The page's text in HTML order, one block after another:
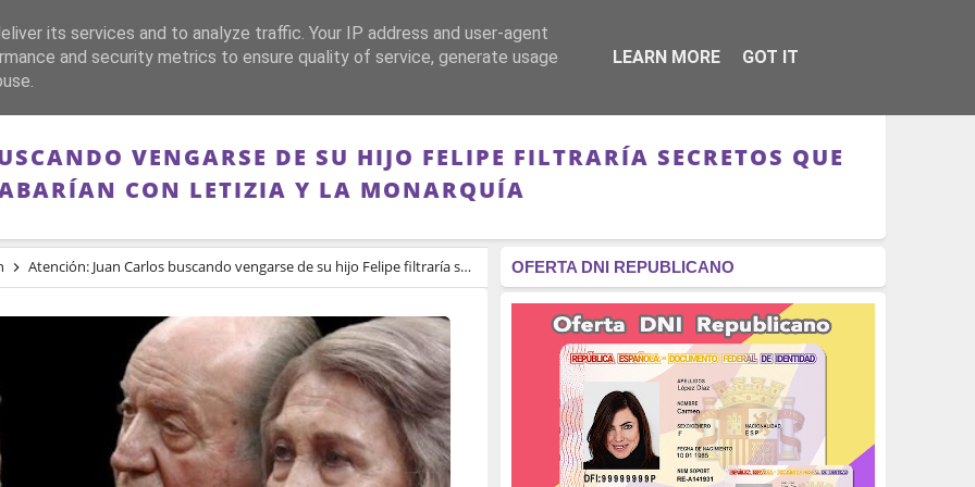
FRANQUISMO GUERRA DE ESPAÑA MEMORIA RÉGIMEN - MONARQUÍA
VENGARSE DE SU HIJO FELIPE FILTRARÍA SECRETOS QUE
CON LETIZIA Y LA MONARQUÍA
Atención: Juan Carlos buscando vengarse de su hijo Felipe filtraría secretos que acabarían con Letizia y la Monarquía OFERTA DNI REPUBLICANO
its services and to analyze traffic. Your IP address and user-agent
and security metrics to ensure quality of service, generate usage
LEARN MORE GOT IT